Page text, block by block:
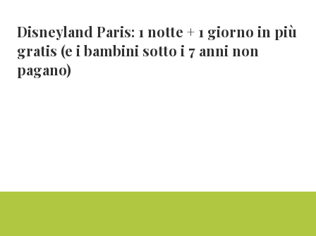
Disneyland Paris: 1 notte + 1 giorno in più
gratis (e i bambini sotto i 7 anni non
pagano)